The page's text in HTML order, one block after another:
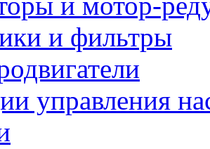
и фильтры
управления